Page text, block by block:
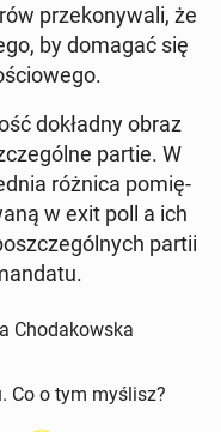
prze­ko­ny­wa­li, że
by domagać się
do­kład­ny obraz
partie. W
różnica po­mię­
w exit poll a ich
partii
Chodakowska
Co o tym myślisz?